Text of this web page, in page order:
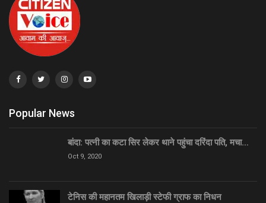
Popular News
बांदा: पत्नी का कटा सिर लेकर थाने पहुंचा दरिंदा पति, मचा…
Oct 9, 2020
टेनिस की महानतम खिलाड़ी स्टेफी ग्राफ का निधन